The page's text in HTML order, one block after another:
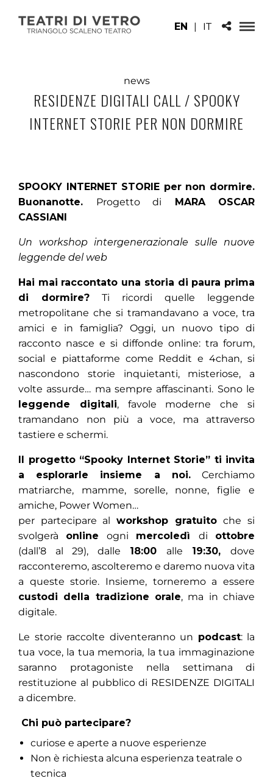
EN | IT
news
RESIDENZE DIGITALI CALL / SPOOKY
INTERNET STORIE PER NON DORMIRE
SPOOKY INTERNET STORIE per non dormire.
Buonanotte. Progetto di MARA OSCAR
CASSIANI
Un workshop intergenerazionale sulle nuove
leggende del web
Hai mai raccontato una storia di paura prima
di dormire? Ti ricordi quelle leggende
metropolitane che si tramandavano a voce, tra
amici e in famiglia? Oggi, un nuovo tipo di
racconto nasce e si diffonde online: tra forum,
social e piattaforme come Reddit e 4chan, si
nascondono storie inquietanti, misteriose, a
volte assurde… ma sempre affascinanti. Sono le
leggende digitali, favole moderne che si
tramandano non più a voce, ma attraverso
tastiere e schermi.
Il progetto “Spooky Internet Storie” ti invita
a esplorarle insieme a noi.Cerchiamo
matriarche, mamme, sorelle, nonne, figlie e
amiche, Power Women…
per partecipare al workshop gratuitoche si
svolgerà online ogni mercoledì di ottobre
(dall’8 al 29), dalle 18:00 alle 19:30,dove
racconteremo, ascolteremo e daremo nuova vita
a queste storie. Insieme, torneremo a essere
custodi della tradizione orale, ma in chiave
digitale.
Le storie raccolte diventeranno un podcast: la
tua voce, la tua memoria, la tua immaginazione
saranno protagoniste nella settimana di
restituzione al pubblico di RESIDENZE DIGITALI
a dicembre.
Chi può partecipare?
curiose e aperte a nuove esperienze
Non è richiesta alcuna esperienza teatrale o
tecnica